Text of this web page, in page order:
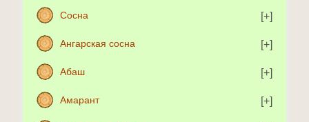
Сосна
Ангарская сосна
Абаш
Амарант